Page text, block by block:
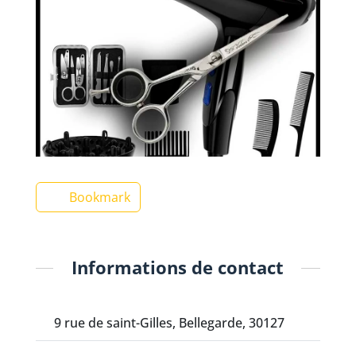
Bookmark
Informations de contact
9 rue de saint-Gilles, Bellegarde, 30127